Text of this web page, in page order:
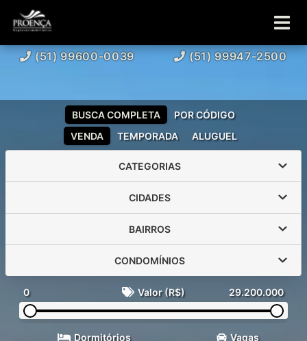
(51) 99600-0039 (51) 99947-2500
VENDA TEMPORADA ALUGUEL
BUSCA COMPLETA POR CÓDIGO
CATEGORIAS
CIDADES
BAIRROS
CONDOMÍNIOS
0 Valor (R$) 29.200.000
Dormitórios Vagas